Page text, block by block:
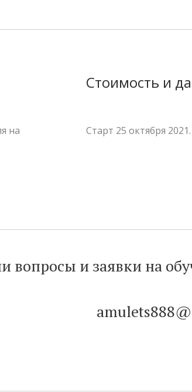
Стоимость и
на
Старт 25 октября 2021.
вопросы и заявки на